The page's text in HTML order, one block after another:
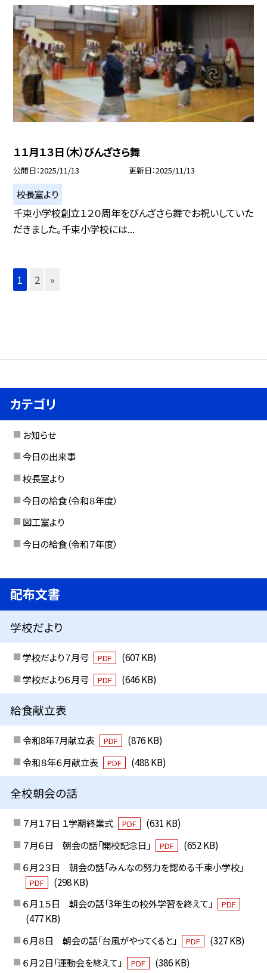
１１月１３日（木）びんざさら舞
公開日 2025/11/13 更新日 2025/11/13
校長室より
千束小学校創立１２０周年をびんざさら舞でお祝いしていた
だきました。千束小学校には...
1 2 »
カテゴリ
お知らせ
今日の出来事
校長室より
今日の給食（令和８年度）
図工室より
今日の給食（令和７年度）
配布文書
学校だより
学校だより７月号 PDF
(607 KB)
学校だより６月号
PDF (646 KB)
給食献立表
令和8年7月献立表 PDF
(876 KB)
令和８年６月献立表
PDF (488 KB)
全校朝会の話
７月１７日 １学期終業式 PDF
(631 KB)
７月６日 朝会の話「開校記念日」
PDF
(652 KB)
６月２３日 朝会の話「みんなの努力を認める千束小学校」
PDF
(298 KB)
６月１５日 朝会の話「3年生の校外学習を終えて」
PDF
(477 KB)
６月８日 朝会の話「台風がやってくると」
PDF
(327 KB)
６月２日「運動会を終えて」
PDF (386 KB)